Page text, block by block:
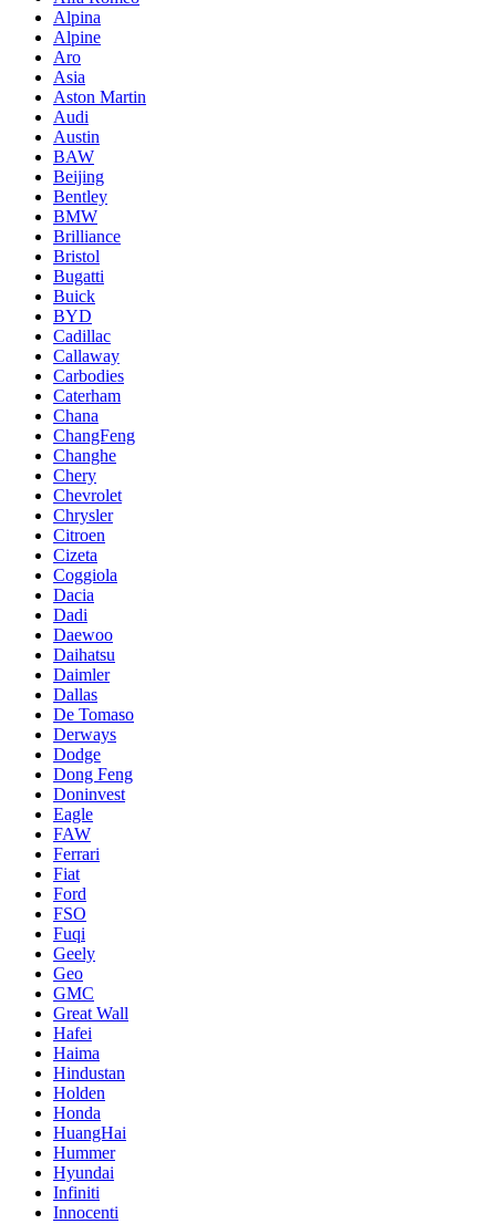
Alpina
Alpine
Aro
Asia
Aston Martin
Audi
Austin
BAW
Beijing
Bentley
BMW
Brilliance
Bristol
Bugatti
Buick
BYD
Cadillac
Callaway
Carbodies
Caterham
Chana
ChangFeng
Changhe
Chery
Chevrolet
Chrysler
Citroen
Cizeta
Coggiola
Dacia
Dadi
Daewoo
Daihatsu
Daimler
Dallas
De Tomaso
Derways
Dodge
Dong Feng
Doninvest
Eagle
FAW
Ferrari
Fiat
Ford
FSO
Fuqi
Geely
Geo
GMC
Great Wall
Hafei
Haima
Hindustan
Holden
Honda
HuangHai
Hummer
Hyundai
Infiniti
Innocenti